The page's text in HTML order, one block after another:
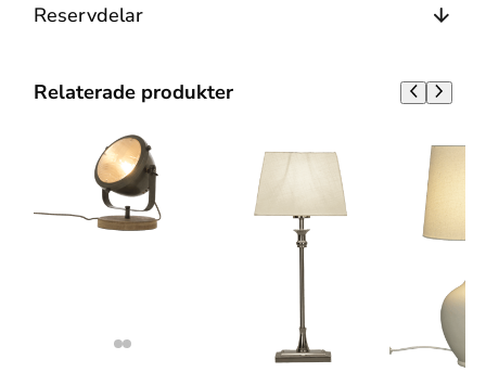
Reservdelar
Relaterade produkter